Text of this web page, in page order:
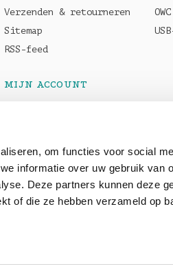
om functies voor social
informatie over uw gebruik van
Deze partners kunnen deze
of die ze hebben verzameld op
Verzenden & retourneren
Sitemap
RSS-feed
MIJN ACCOUNT
Mijn tickets